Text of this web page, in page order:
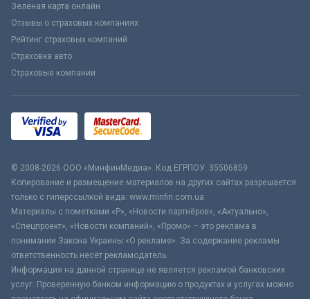
Зеленая карта онлайн
Отзывы о страховых компаниях
Рейтинг страховых компаний
Страховка авто
Страховые компании
© 2008-2026 ООО «МинфинМедиа». Код ЕГРПОУ: 35506859
Копирование и размещение материалов на других сайтах разрешается
только с гиперссылкой вида: www.minfin.com.ua
Материалы с пометками «Р», «Новости партнёров», «Актуально»,
«Спецпроект», «Новости компаний», «Промо» – это реклама в
понимании Закона Украины «О рекламе». За содержание рекламы
ответственность несёт рекламодатель.
Информация на данной странице не является рекламой банковских
услуг. Проверенную банком информацию о продуктах и услугах можно